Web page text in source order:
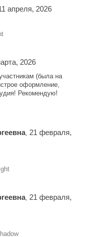
апреля, 2026
2026
(была на
оформление,
Рекомендую!
, 21 февраля,
, 21 февраля,